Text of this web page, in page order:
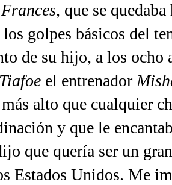
Frances, que se
golpes básicos del
de su hijo, a los ocho
Tiafoe el entrenador
alto que cualquier
y que le
que quería ser un
Estados Unidos. Me